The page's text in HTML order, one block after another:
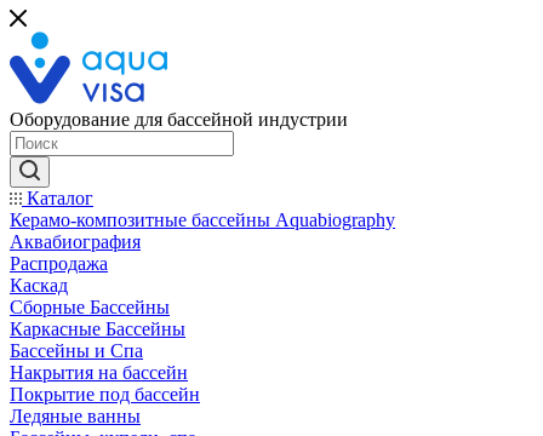
Оборудование для бассейной индустрии
Каталог
Керамо-композитные бассейны Aquabiography
Аквабиография
Распродажа
Каскад
Сборные Бассейны
Каркасные Бассейны
Бассейны и Спа
Накрытия на бассейн
Покрытие под бассейн
Ледяные ванны